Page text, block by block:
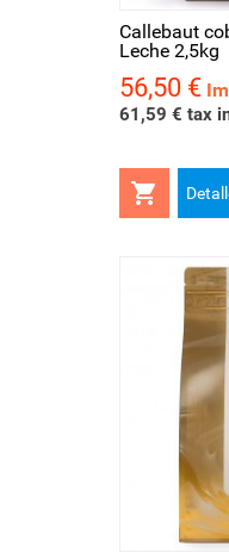
Callebaut
Leche 2,5kg
Precio
56,50 €
61,59 € tax
